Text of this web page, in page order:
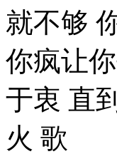
就不够
你疯让
于衷 直
火 歌